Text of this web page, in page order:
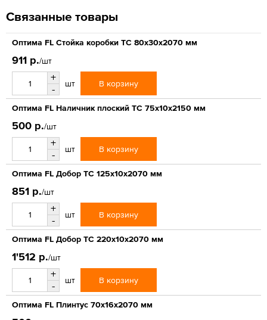
Связанные товары
Оптима FL Стойка коробки ТС 80х30х2070 мм
911 р./шт
+
-
шт В корзину
Оптима FL Наличник плоский ТС 75х10х2150 мм
500 р./шт
+
-
шт В корзину
Оптима FL Добор ТС 125х10х2070 мм
851 р./шт
+
-
шт В корзину
Оптима FL Добор ТС 220х10х2070 мм
1'512 р./шт
+
-
шт В корзину
Оптима FL Плинтус 70х16х2070 мм